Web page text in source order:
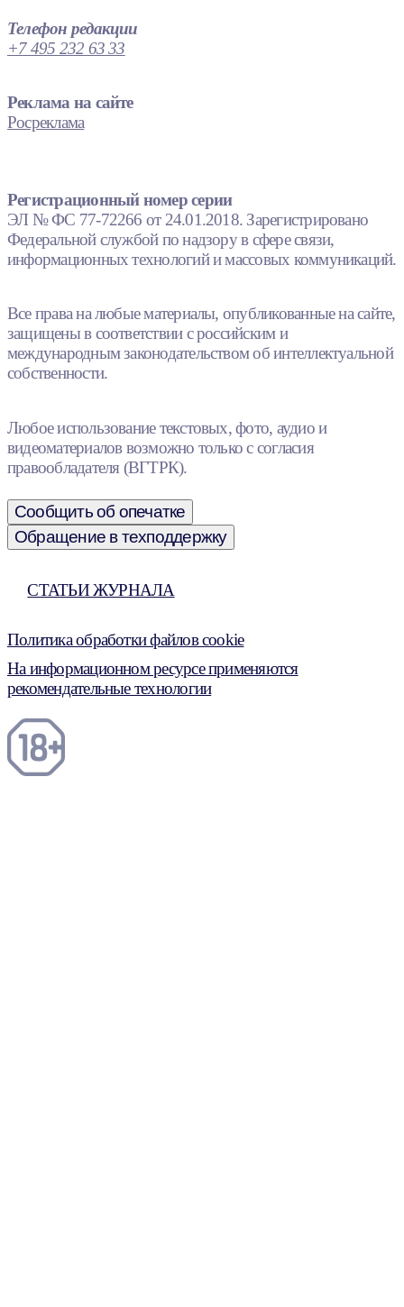
Телефон редакции
+7 495 232 63 33
Реклама на сайте
Росреклама
Регистрационный номер серии
ЭЛ № ФС 77-72266 от 24.01.2018. Зарегистрировано
Федеральной службой по надзору в сфере связи,
информационных технологий и массовых коммуникаций.
Все права на любые материалы, опубликованные на сайте,
защищены в соответствии с российским и
международным законодательством об интеллектуальной
собственности.
Любое использование текстовых, фото, аудио и
видеоматериалов возможно только с согласия
правообладателя (ВГТРК).
Сообщить об опечатке
Обращение в техподдержку
СТАТЬИ ЖУРНАЛА
Политика обработки файлов cookie
На информационном ресурсе применяются
рекомендательные технологии